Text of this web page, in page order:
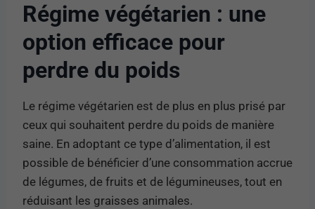
Régime végétarien : une
option efficace pour
perdre du poids
Le régime végétarien est de plus en plus prisé par
ceux qui souhaitent perdre du poids de manière
saine. En adoptant ce type d’alimentation, il est
possible de bénéficier d’une consommation accrue
de légumes, de fruits et de légumineuses, tout en
réduisant les graisses animales.